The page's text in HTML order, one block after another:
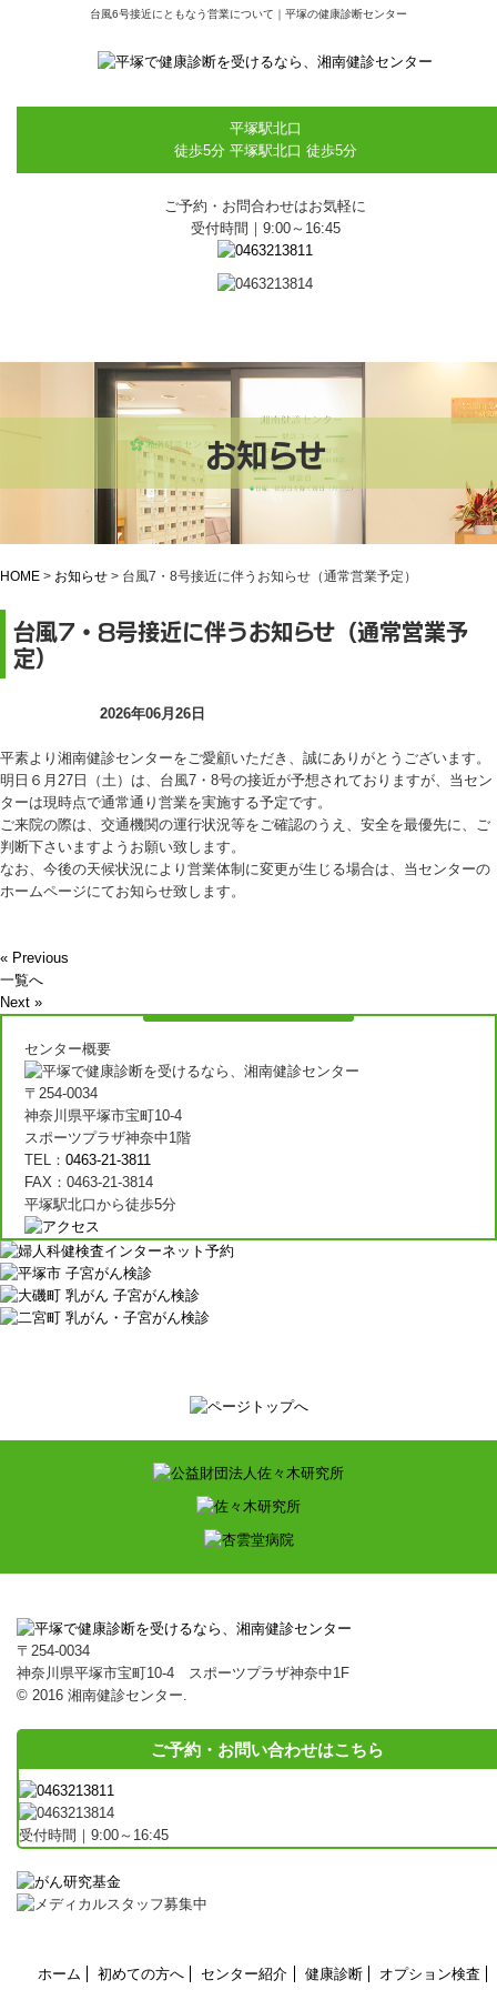
台風6号接近にともなう営業について｜平塚の健康診断センター
平塚駅北口
徒歩5分 平塚駅北口 徒歩5分
ご予約・お問合わせはお気軽に
受付時間｜9:00～16:45
お知らせ
HOME > お知らせ > 台風7・8号接近に伴うお知らせ（通常営業予定）
台風7・8号接近に伴うお知らせ（通常営業予
定）
2026年06月26日
平素より湘南健診センターをご愛顧いただき、誠にありがとうございます。
明日６月27日（土）は、台風7・8号の接近が予想されておりますが、当セン
ターは現時点で通常通り営業を実施する予定です。
ご来院の際は、交通機関の運行状況等をご確認のうえ、安全を最優先に、ご
判断下さいますようお願い致します。
なお、今後の天候状況により営業体制に変更が生じる場合は、当センターの
ホームページにてお知らせ致します。
« Previous
一覧へ
Next »
センター概要
〒254-0034
神奈川県平塚市宝町10-4
スポーツプラザ神奈中1階
TEL： 0463-21-3811
FAX：0463-21-3814
平塚駅北口から徒歩5分
〒254-0034
神奈川県平塚市宝町10-4 スポーツプラザ神奈中1F
© 2016 湘南健診センター.
ご予約・お問い合わせはこちら
受付時間｜9:00～16:45
ホーム 初めての方へ センター紹介 健康診断 オプション検査